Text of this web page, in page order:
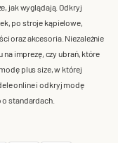
jak wyglądają. Odkryj
po stroje kąpielowe,
oraz akcesoria. Niezależnie
imprezę, czy ubrań, które
plus size, w której
online i odkryj modę
standardach.